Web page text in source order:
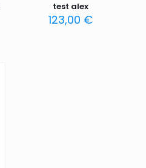
test alex
123,00 €